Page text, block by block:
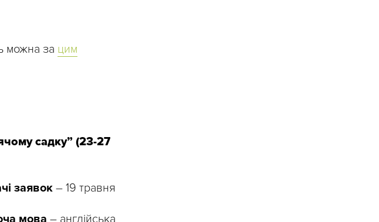
можна за цим
садку” (23-27
заявок – 19 травня
мова – англійська